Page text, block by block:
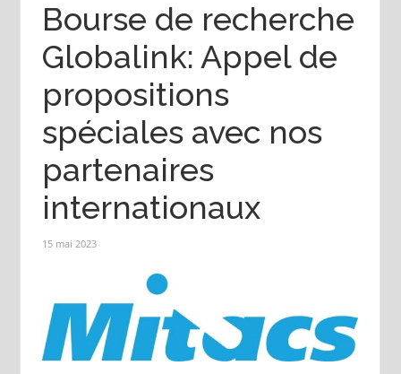
Bourse de recherche
Globalink: Appel de
propositions
spéciales avec nos
partenaires
internationaux
15 mai 2023